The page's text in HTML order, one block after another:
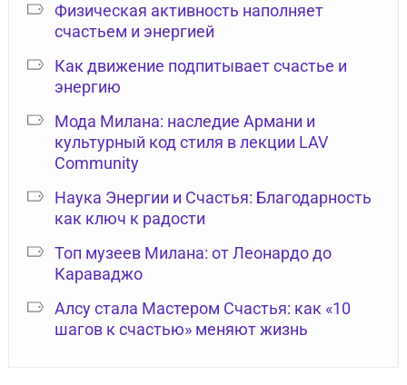
Физическая активность наполняет
счастьем и энергией
Как движение подпитывает счастье и
энергию
Мода Милана: наследие Армани и
культурный код стиля в лекции LAV
Community
Наука Энергии и Счастья: Благодарность
как ключ к радости
Топ музеев Милана: от Леонардо до
Караваджо
Алсу стала Мастером Счастья: как «10
шагов к счастью» меняют жизнь